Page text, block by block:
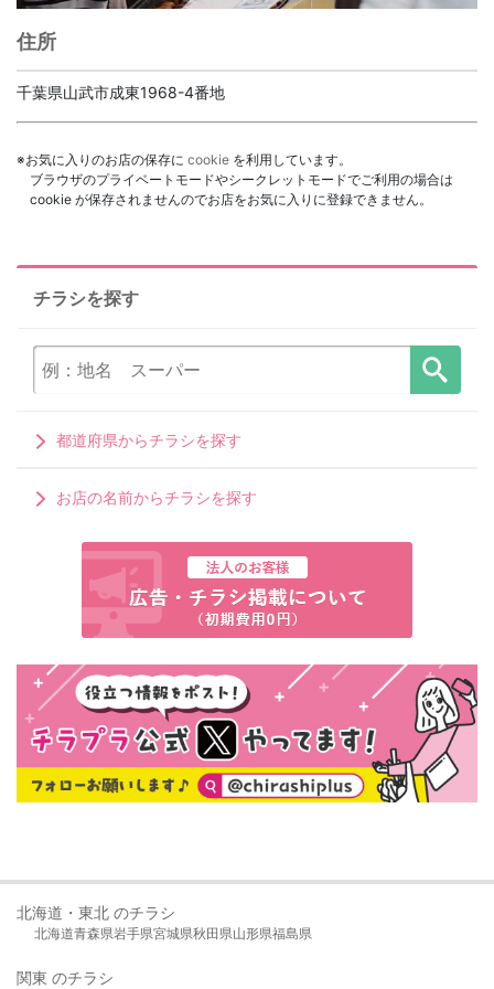
住所
千葉県山武市成東1968-4番地
※お気に入りのお店の保存に cookie を利用しています。
ブラウザのプライベートモードやシークレットモードでご利用の場合は
cookie が保存されませんのでお店をお気に入りに登録できません。
チラシを探す
都道府県からチラシを探す
お店の名前からチラシを探す
北海道・東北 のチラシ
北海道青森県岩手県宮城県秋田県山形県福島県
関東 のチラシ